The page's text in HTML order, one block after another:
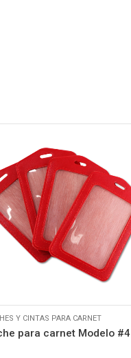
Y CINTAS PARA CARNET
para carnet Modelo #4